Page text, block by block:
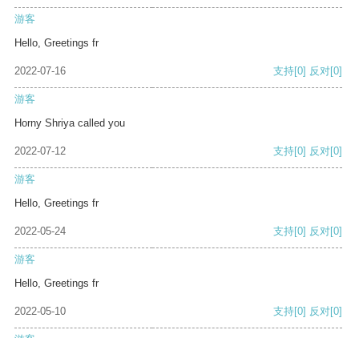
游客
Hello, Greetings fr
2022-07-16 支持[0] 反对[0]
游客
Horny Shriya called you
2022-07-12 支持[0] 反对[0]
游客
Hello, Greetings fr
2022-05-24 支持[0] 反对[0]
游客
Hello, Greetings fr
2022-05-10 支持[0] 反对[0]